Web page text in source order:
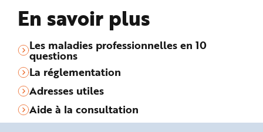
En savoir plus
Les maladies professionnelles en 10
questions
La réglementation
Adresses utiles
Aide à la consultation